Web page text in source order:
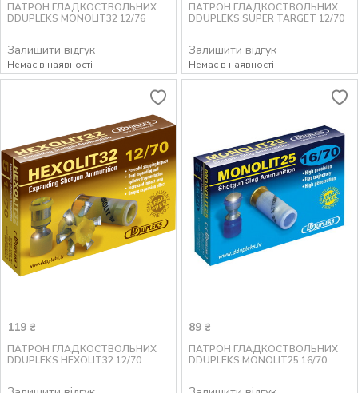
ПАТРОН ГЛАДКОСТВОЛЬНИХ
DDUPLEKS MONOLIT32 12/76
Залишити відгук
Немає в наявності
ПАТРОН ГЛАДКОСТВОЛЬНИХ
DDUPLEKS SUPER TARGET 12/70
Залишити відгук
Немає в наявності
119 ₴
ПАТРОН ГЛАДКОСТВОЛЬНИХ
DDUPLEKS HEXOLIT32 12/70
89 ₴
ПАТРОН ГЛАДКОСТВОЛЬНИХ
DDUPLEKS MONOLIT25 16/70